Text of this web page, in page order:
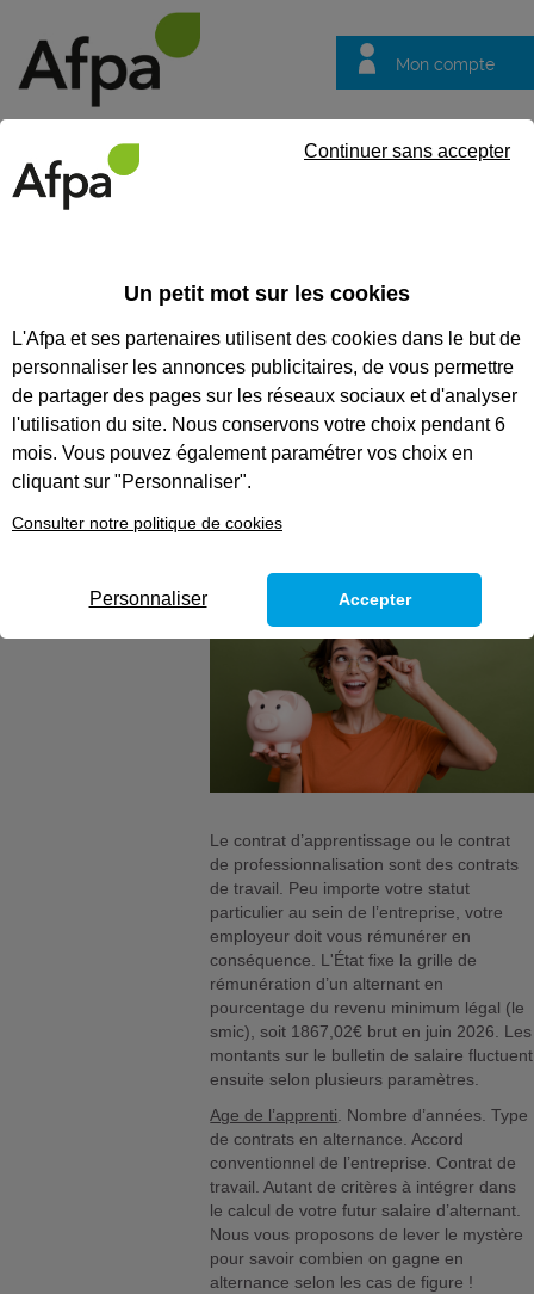
Mon compte
questions
Fil info
Quel salaire en
alternance ?
Combien touche un alternant au cours
de son contrat en entreprise ? Pas de
tabou, l’Afpa vous dit tout !
Le contrat d’apprentissage ou le contrat
de professionnalisation sont des contrats
de travail. Peu importe votre statut
particulier au sein de l’entreprise, votre
employeur doit vous rémunérer en
conséquence. L'État fixe la grille de
rémunération d’un alternant en
pourcentage du revenu minimum légal (le
smic), soit 1867,02€ brut en juin 2026. Les
montants sur le bulletin de salaire fluctuent
ensuite selon plusieurs paramètres.
Age de l’apprenti. Nombre d’années. Type
de contrats en alternance. Accord
conventionnel de l’entreprise. Contrat de
travail. Autant de critères à intégrer dans
le calcul de votre futur salaire d’alternant.
Nous vous proposons de lever le mystère
pour savoir combien on gagne en
alternance selon les cas de figure !
Un petit mot sur les cookies
L'Afpa et ses partenaires utilisent des cookies dans le but de
personnaliser les annonces publicitaires, de vous permettre
de partager des pages sur les réseaux sociaux et d'analyser
l'utilisation du site. Nous conservons votre choix pendant 6
mois. Vous pouvez également paramétrer vos choix en
cliquant sur "Personnaliser".
Consulter notre politique de cookies
Continuer sans accepter
Personnaliser Accepter